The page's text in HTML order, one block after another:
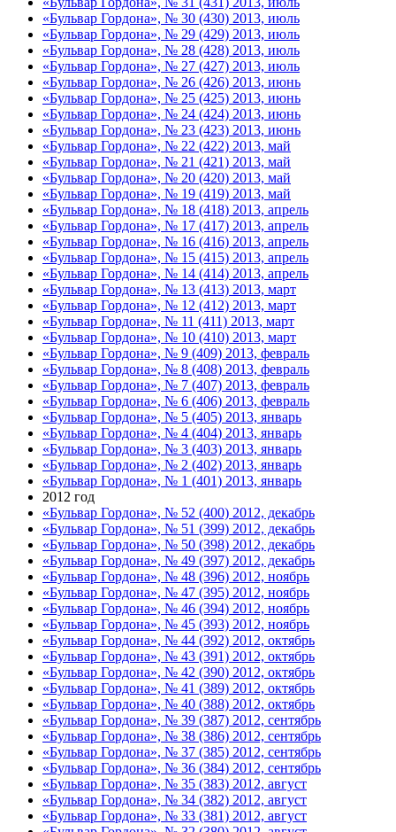
«Бульвар Гордона», № 30 (430) 2013, июль
«Бульвар Гордона», № 29 (429) 2013, июль
«Бульвар Гордона», № 28 (428) 2013, июль
«Бульвар Гордона», № 27 (427) 2013, июль
«Бульвар Гордона», № 26 (426) 2013, июнь
«Бульвар Гордона», № 25 (425) 2013, июнь
«Бульвар Гордона», № 24 (424) 2013, июнь
«Бульвар Гордона», № 23 (423) 2013, июнь
«Бульвар Гордона», № 22 (422) 2013, май
«Бульвар Гордона», № 21 (421) 2013, май
«Бульвар Гордона», № 20 (420) 2013, май
«Бульвар Гордона», № 19 (419) 2013, май
«Бульвар Гордона», № 18 (418) 2013, апрель
«Бульвар Гордона», № 17 (417) 2013, апрель
«Бульвар Гордона», № 16 (416) 2013, апрель
«Бульвар Гордона», № 15 (415) 2013, апрель
«Бульвар Гордона», № 14 (414) 2013, апрель
«Бульвар Гордона», № 13 (413) 2013, март
«Бульвар Гордона», № 12 (412) 2013, март
«Бульвар Гордона», № 11 (411) 2013, март
«Бульвар Гордона», № 10 (410) 2013, март
«Бульвар Гордона», № 9 (409) 2013, февраль
«Бульвар Гордона», № 8 (408) 2013, февраль
«Бульвар Гордона», № 7 (407) 2013, февраль
«Бульвар Гордона», № 6 (406) 2013, февраль
«Бульвар Гордона», № 5 (405) 2013, январь
«Бульвар Гордона», № 4 (404) 2013, январь
«Бульвар Гордона», № 3 (403) 2013, январь
«Бульвар Гордона», № 2 (402) 2013, январь
«Бульвар Гордона», № 1 (401) 2013, январь
2012 год
«Бульвар Гордона», № 52 (400) 2012, декабрь
«Бульвар Гордона», № 51 (399) 2012, декабрь
«Бульвар Гордона», № 50 (398) 2012, декабрь
«Бульвар Гордона», № 49 (397) 2012, декабрь
«Бульвар Гордона», № 48 (396) 2012, ноябрь
«Бульвар Гордона», № 47 (395) 2012, ноябрь
«Бульвар Гордона», № 46 (394) 2012, ноябрь
«Бульвар Гордона», № 45 (393) 2012, ноябрь
«Бульвар Гордона», № 44 (392) 2012, октябрь
«Бульвар Гордона», № 43 (391) 2012, октябрь
«Бульвар Гордона», № 42 (390) 2012, октябрь
«Бульвар Гордона», № 41 (389) 2012, октябрь
«Бульвар Гордона», № 40 (388) 2012, октябрь
«Бульвар Гордона», № 39 (387) 2012, сентябрь
«Бульвар Гордона», № 38 (386) 2012, сентябрь
«Бульвар Гордона», № 37 (385) 2012, сентябрь
«Бульвар Гордона», № 36 (384) 2012, сентябрь
«Бульвар Гордона», № 35 (383) 2012, август
«Бульвар Гордона», № 34 (382) 2012, август
«Бульвар Гордона», № 33 (381) 2012, август